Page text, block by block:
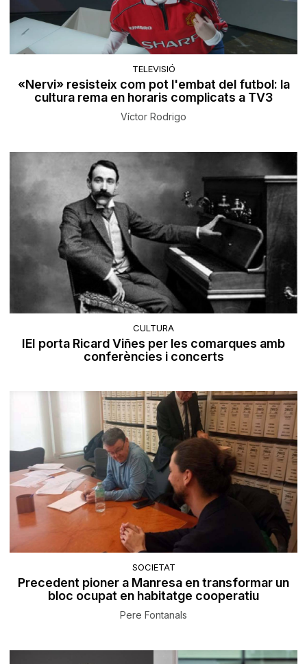
TELEVISIÓ
«Nervi» resisteix com pot l'embat del futbol: la
cultura rema en horaris complicats a TV3
Víctor Rodrigo
CULTURA
IEI porta Ricard Viñes per les comarques amb
conferències i concerts
SOCIETAT
Precedent pioner a Manresa en transformar un
bloc ocupat en habitatge cooperatiu
Pere Fontanals